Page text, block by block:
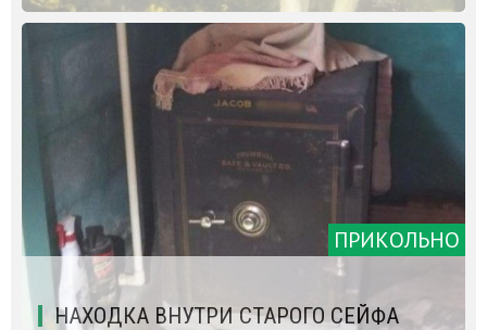
ПРИКОЛЬНО
НАХОДКА ВНУТРИ СТАРОГО СЕЙФА